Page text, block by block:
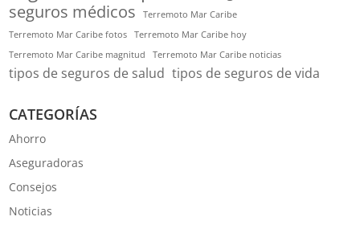
seguros médicos
Terremoto Mar Caribe
Terremoto Mar Caribe fotos
Terremoto Mar Caribe hoy
Terremoto Mar Caribe magnitud
Terremoto Mar Caribe noticias
tipos de seguros de salud tipos de seguros de vida
CATEGORÍAS
Ahorro
Aseguradoras
Consejos
Noticias